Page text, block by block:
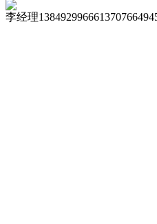
李经理13849299666